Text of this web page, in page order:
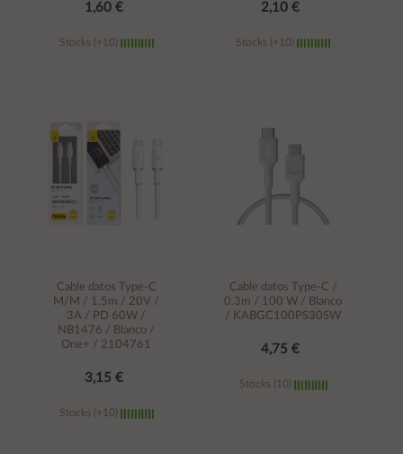
1,60 €
Stocks (+10)
carrito
2,10 €
Stocks (+10)
carrito
Cable datos Type-C
M/M / 1.5m / 20V /
3A / PD 60W /
NB1476 / Blanco /
One+ / 2104761
3,15 €
Stocks (+10)
Cable datos Type-C /
0.3m / 100 W / Blanco
/ KABGC100PS30SW
4,75 €
Stocks (10)